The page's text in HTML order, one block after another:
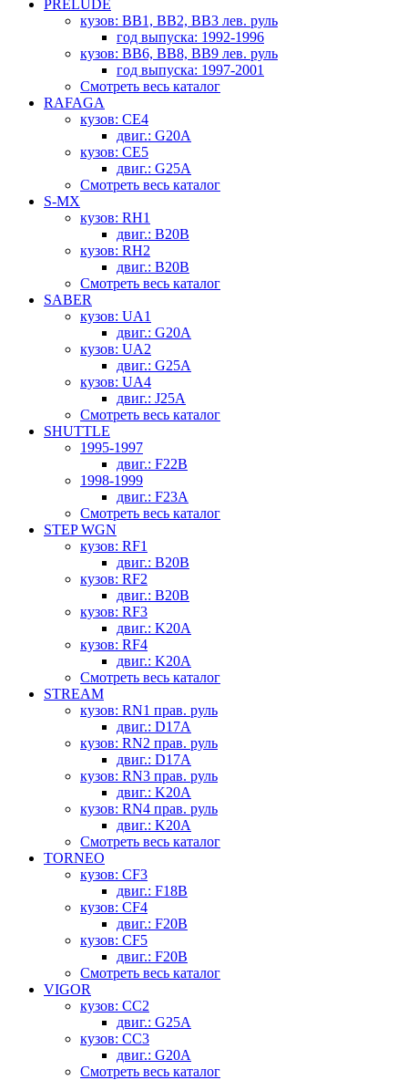
PRELUDE
кузов: BB1, BB2, BB3 лев. руль
год выпуска: 1992-1996
кузов: BB6, BB8, BB9 лев. руль
год выпуска: 1997-2001
Смотреть весь каталог
RAFAGA
кузов: CE4
двиг.: G20A
кузов: CE5
двиг.: G25A
Смотреть весь каталог
S-MX
кузов: RH1
двиг.: B20B
кузов: RH2
двиг.: B20B
Смотреть весь каталог
SABER
кузов: UA1
двиг.: G20A
кузов: UA2
двиг.: G25A
кузов: UA4
двиг.: J25A
Смотреть весь каталог
SHUTTLE
1995-1997
двиг.: F22B
1998-1999
двиг.: F23A
Смотреть весь каталог
STEP WGN
кузов: RF1
двиг.: B20B
кузов: RF2
двиг.: B20B
кузов: RF3
двиг.: K20A
кузов: RF4
двиг.: K20A
Смотреть весь каталог
STREAM
кузов: RN1 прав. руль
двиг.: D17A
кузов: RN2 прав. руль
двиг.: D17A
кузов: RN3 прав. руль
двиг.: K20A
кузов: RN4 прав. руль
двиг.: K20A
Смотреть весь каталог
TORNEO
кузов: CF3
двиг.: F18B
кузов: CF4
двиг.: F20B
кузов: CF5
двиг.: F20B
Смотреть весь каталог
VIGOR
кузов: CC2
двиг.: G25A
кузов: CC3
двиг.: G20A
Смотреть весь каталог